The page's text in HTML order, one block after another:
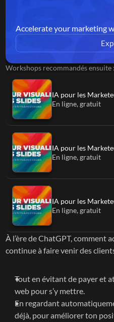
Accelerate your marketing
Workshops recommandés ensuite :
IA pour les
En ligne, gratuit
IA pour les
En ligne, gratuit
IA pour les
En ligne, gratuit
À l’ère de ChatGPT, comment
continue à faire venir des
Tout en évitant de payer et
web pour s’y mettre.
En regardant
déjà, pour améliorer ton